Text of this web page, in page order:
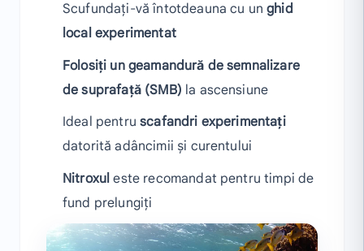
Scufundați-vă întotdeauna cu unghid
local experimentat
Folosiți un geamandură de semnalizare
de suprafață (SMB) la ascensiune
Ideal pentruscafandri experimentați
datorită adâncimii și curentului
Nitroxul este recomandat pentru timpi de
fund prelungiți